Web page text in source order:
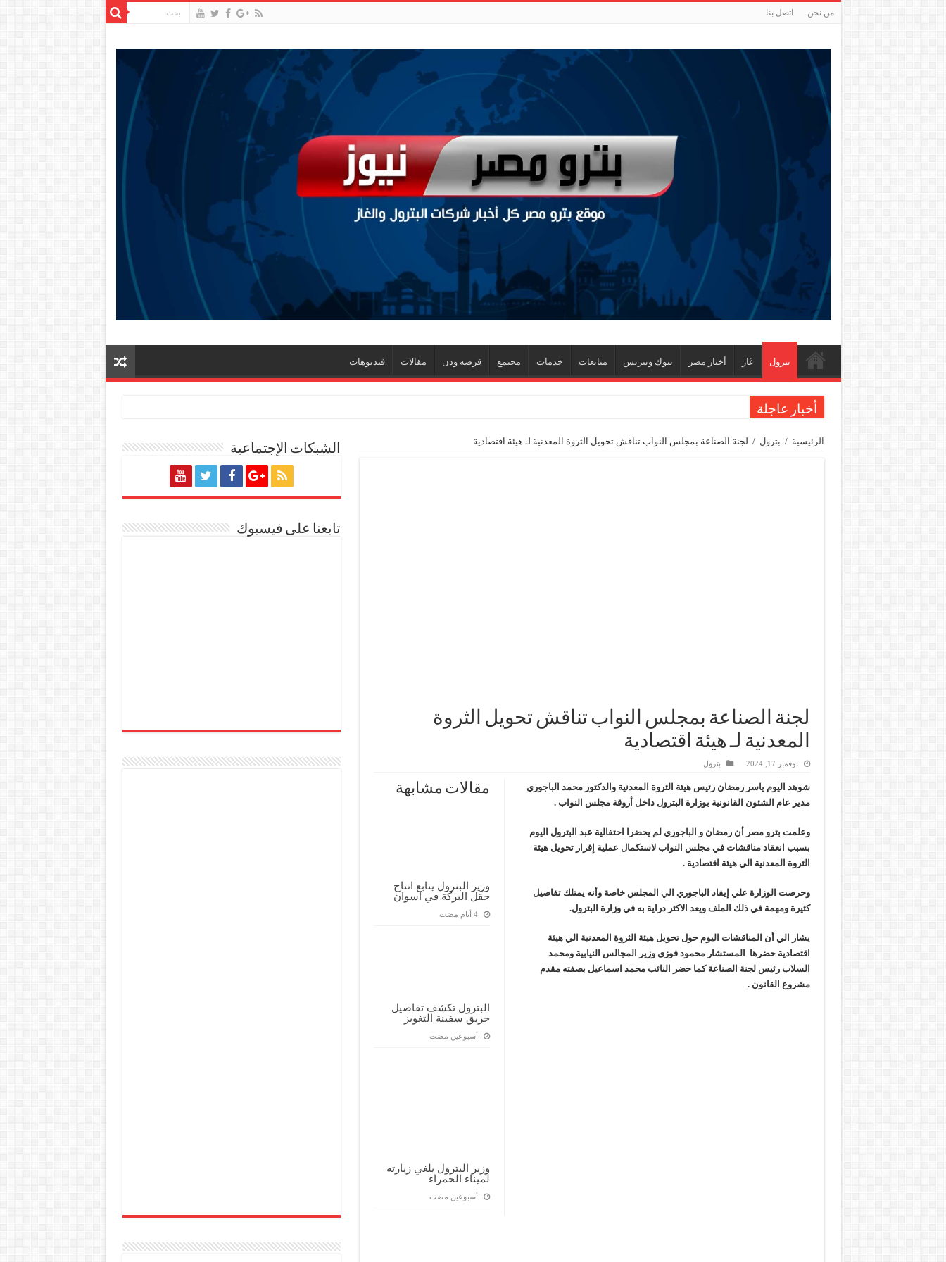
من نحن اتصل بنا
بترول غاز أخبار مصر بنوك وبيزنس متابعات خدمات مجتمع قرصه ودن مقالات فيديوهات
أخبار عاجلة
وزيرا التخطيط والتنمية الاقتصادية والبترول والثروة المعدنية يبحثان جهود تحقيق أمن الطاقة ضمن خطة التنمية الاقتصادية والاجتماعية للعام المالي ٢٠٢٧/٢٠٢٦
الرئيسية / بترول / لجنة الصناعة بمجلس النواب تناقش تحويل الثروة المعدنية لـ هيئة اقتصادية
لجنة الصناعة بمجلس النواب تناقش تحويل الثروة
المعدنية لـ هيئة اقتصادية
نوفمبر 17, 2024 بترول
مقالات مشابهة
وزير البترول يتابع انتاج
حقل البركة في اسوان
‏4 أيام مضت
البترول تكشف تفاصيل
حريق سفينة التغويز
‏أسبوعين مضت
وزير البترول يلغي زيارته
لميناء الحمراء
‏أسبوعين مضت
شوهد اليوم ياسر رمضان رئيس هيئة الثروة المعدنية والدكتور محمد الباجوري
مدير عام الشئون القانونية بوزارة البترول داخل أروقة مجلس النواب .
وعلمت بترو مصر أن رمضان و الباجوري لم يحضرا احتفالية عبد البترول اليوم
بسبب انعقاد مناقشات في مجلس النواب لاستكمال عملية إقرار تحويل هيئة
الثروة المعدنية الي هيئة اقتصادية .
وحرصت الوزارة علي إيفاد الباجوري الي المجلس خاصة وأنه يمتلك تفاصيل
كثيرة ومهمة في ذلك الملف ويعد الاكثر دراية به في وزارة البترول.
يشار الي أن المناقشات اليوم حول تحويل هيئة الثروة المعدنية الي هيئة
اقتصادية حضرها المستشار محمود فوزى وزير المجالس النيابية ومحمد
السلاب رئيس لجنة الصناعة كما حضر النائب محمد اسماعيل بصفته مقدم
مشروع القانون .
الشبكات الإجتماعية
تابعنا على فيسبوك